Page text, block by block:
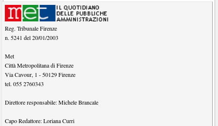
Reg. Tribunale Firenze
n. 5241 del 20/01/2003
Met
Città Metropolitana di Firenze
Via Cavour, 1 - 50129 Firenze
tel.055 2760343
Direttore responsabile:Michele Brancale
Capo Redattore:Loriana Curri